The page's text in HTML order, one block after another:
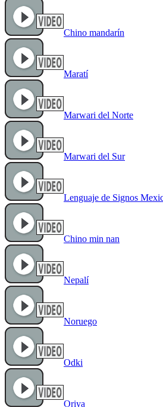
Chino mandarín
Maratí
Marwari del Norte
Marwari del Sur
Lenguaje de Signos
Chino min nan
Nepalí
Noruego
Odki
Oriya